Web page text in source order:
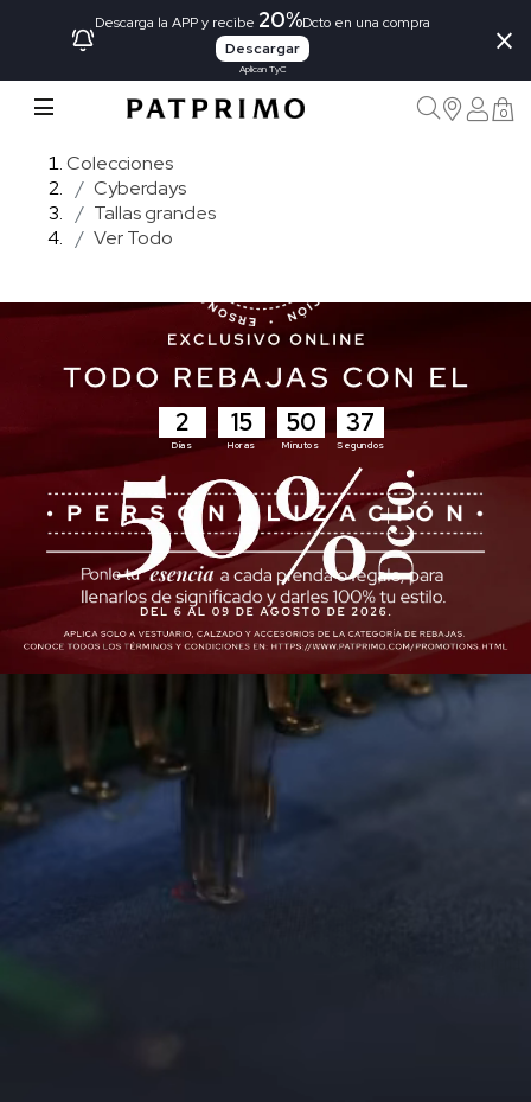
Descarga la APP y recibe 20%Dcto en una compra
Descargar
Aplican TyC
×
0
Colecciones
Cyberdays
Tallas grandes
Ver Todo
2
Días
15
Horas
50
Minutos
36
Segundos